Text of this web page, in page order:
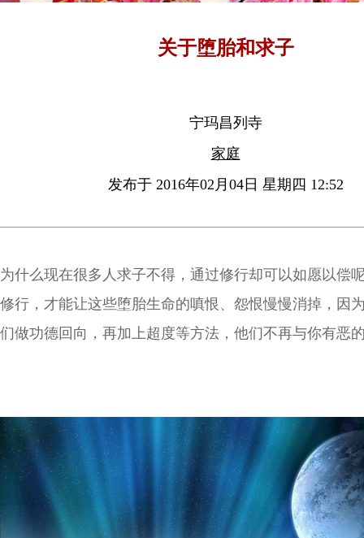
关于堕胎和求子
宁玛昌列寺
家庭
发布于 2016年02月04日 星期四 12:52
为什么现在很多人求子不得，通过修行却可以如愿以偿
修行，才能让这些堕胎生命的嗔恨、怨恨慢慢消掉，因
们做功德回向，再加上超度等方法，他们不再与你有恶